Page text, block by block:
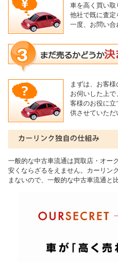
車を高く買い取
他社で既に査
一度、お問い
まずは、お客
お伺いした上
客様のお役に
供させていた
一般的な中古車流通は買取店・オー
安くならざるをえません。カーリン
まないので、一般的な中古車流通と